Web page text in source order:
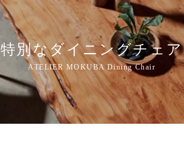
特別なダイニングチェア